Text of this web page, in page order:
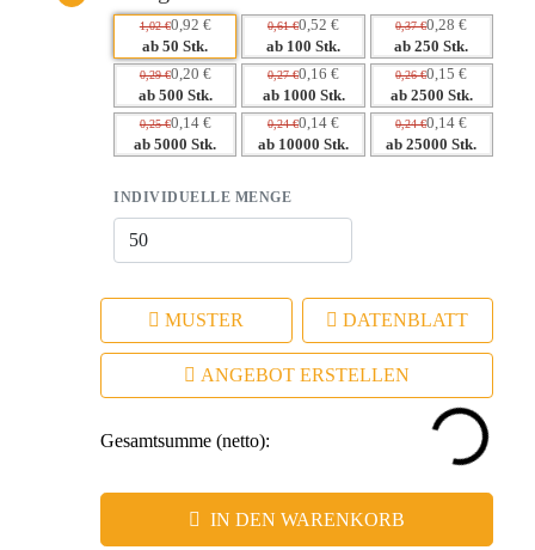
– Flexibilität bei der Werbeanbringung
– Stärkung der Markenidentität bei jedem Gebrauch
1,02 €0,92 €
ab 50 Stk.
0,61 €0,52 €
ab 100 Stk.
0,37 €0,28 €
ab 250 Stk.
0,29 €0,20 €
ab 500 Stk.
0,27 €0,16 €
ab 1000 Stk.
0,26 €0,15 €
ab 2500 Stk.
0,25 €0,14 €
ab 5000 Stk.
0,24 €0,14 €
ab 10000 Stk.
0,24 €0,14 €
ab 25000 Stk.
INDIVIDUELLE MENGE
MUSTER DATENBLATT
ANGEBOT ERSTELLEN
Gesamtsumme (netto):
IN DEN WARENKORB